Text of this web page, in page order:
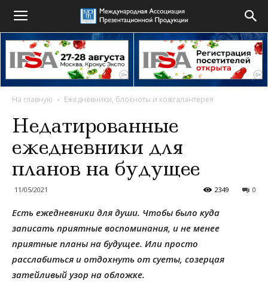
На главную Ежедневники, блокноты и кожгалантерея
Недатированные
ежедневники для
планов на будущее
11/05/2021 0
2349
Есть ежедневники для души. Чтобы было куда
записать приятные воспоминания, и не менее
приятные планы на будущее. Или просто
расслабиться и отдохнуть от суеты, созерцая
затейливый узор на обложке.